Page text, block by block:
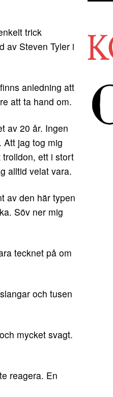
trick
av Steven Tyler i
anledning att
att ta hand om.
av 20 år. Ingen
Att jag tog mig
ett i stort
alltid velat vara.
av den här typen
Söv ner mig
tecknet på om
och tusen
mycket svagt.
reagera. En